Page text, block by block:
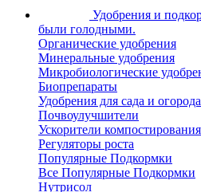
Удобрения и
были голодными.
Органические удобрения
Минеральные удобрения
Микробиологические
Биопрепараты
Удобрения для сада и огорода
Почвоулучшители
Ускорители
Регуляторы роста
Популярные Подкормки
Все Популярные Подкормки
Нутрисол